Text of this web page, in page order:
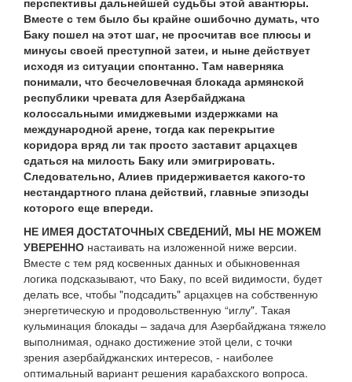
Вместе с тем было бы крайне ошибочно думать, что
Баку пошел на этот шаг, не просчитав все плюсы и
минусы своей преступной затеи, и ныне действует
исходя из ситуации спонтанно. Там наверняка
понимали, что бесчеловечная блокада армянской
республики чревата для Азербайджана
колоссальными имиджевыми издержками на
международной арене, тогда как перекрытие
коридора вряд ли так просто заставит арцахцев
сдаться на милость Баку или эмигрировать.
Следовательно, Алиев придерживается какого-то
нестандартного плана действий, главные эпизоды
которого еще впереди.
НЕ ИМЕЯ ДОСТАТОЧНЫХ СВЕДЕНИЙ, МЫ НЕ МОЖЕМ
УВЕРЕННО настаивать на изложенной ниже версии.
Вместе с тем ряд косвенных данных и обыкновенная
логика подсказывают, что Баку, по всей видимости, будет
делать все, чтобы "подсадить" арцахцев на собственную
энергетическую и продовольственную “иглу". Такая
кульминация блокады – задача для Азербайджана тяжело
выполнимая, однако достижение этой цели, с точки
зрения азербайджанских интересов, - наиболее
оптимальный вариант решения карабахского вопроса.